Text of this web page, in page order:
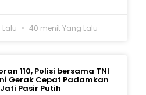
40 menit Yang Lalu
110, Polisi bersama TNI
Gerak Cepat Padamkan
Pasir Putih